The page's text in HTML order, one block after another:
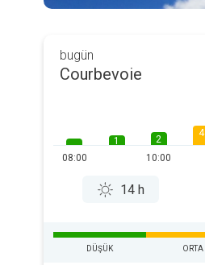
bugün
Courbevoie
08:00
1
2
10:00
4
14 h
DÜŞÜK ORTA